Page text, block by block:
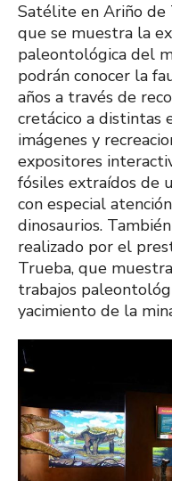
Satélite en Ariño de
que se muestra la
paleontológica del
podrán conocer la
años a través de
cretácico a distintas
imágenes y
expositores
fósiles extraídos de
con especial
dinosaurios.
realizado por el
Trueba, que
trabajos
yacimiento de la